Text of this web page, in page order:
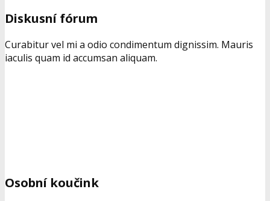
Diskusní fórum
Curabitur vel mi a odio condimentum dignissim. Mauris
iaculis quam id accumsan aliquam.
Osobní koučink